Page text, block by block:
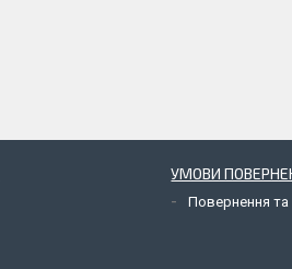
УМОВИ
Повернення та